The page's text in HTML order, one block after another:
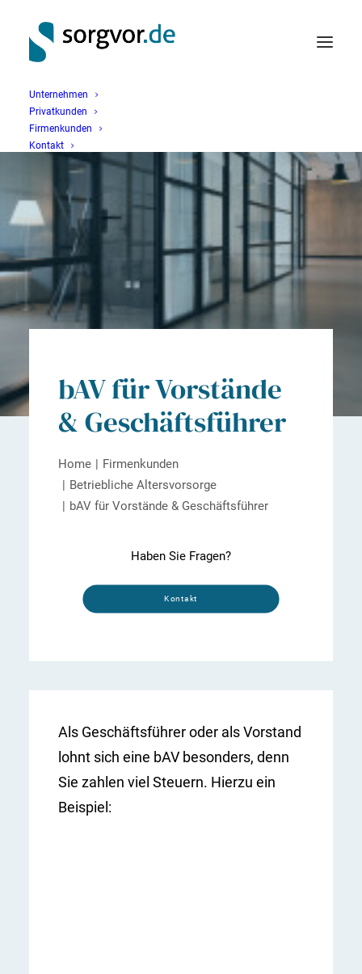
Unternehmen
Privatkunden
Firmenkunden
Kontakt
bAV für Vorstände
& Geschäftsführer
Home
Firmenkunden
Betriebliche Altersvorsorge
bAV für Vorstände & Geschäftsführer
Haben Sie Fragen?
Kontakt
Als Geschäftsführer oder als Vorstand
lohnt sich eine bAV besonders, denn
Sie zahlen viel Steuern. Hierzu ein
Beispiel: